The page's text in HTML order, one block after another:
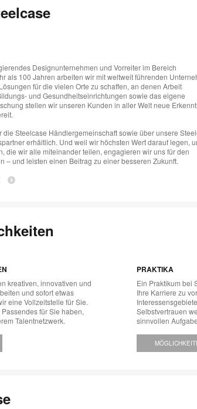
Designunternehmen und Vorreiter im Bereich
als 100 Jahren arbeiten wir mit weltweit führenden
für die vielen Orte zu schaffen, an denen Arbeit
und Gesundheitseinrichtungen sowie das eigene
stellen wir unseren Kunden in aller Welt neue
Steelcase Händlergemeinschaft sowie über unsere
erhältlich. Und weil wir höchsten Wert darauf legen,
die wir alle miteinander teilen, engagieren wir uns für den
– und leisten einen Beitrag zu einer besseren Zukunft.
kreativen, innovativen und
und sofort etwas
eine Vollzeitstelle für Sie.
für Sie haben,
Talentnetzwerk.
PRAKTIKA
Ein Praktikum bei
Ihre Karriere zu
Selbstvertrauen
sinnvollen